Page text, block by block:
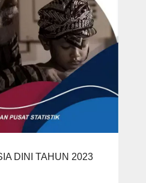
DINI TAHUN 2023